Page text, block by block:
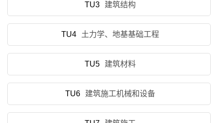
TU3 建筑结构
TU4 土力学、地基基础工程
TU5 建筑材料
TU6 建筑施工机械和设备